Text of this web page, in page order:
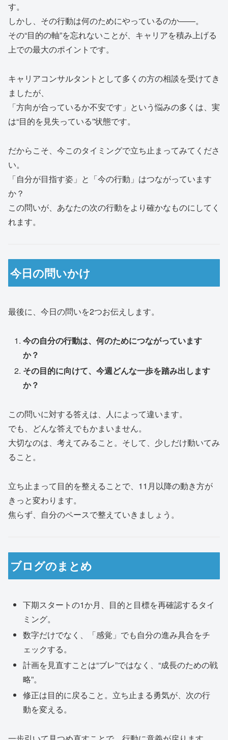
す。
しかし、その行動は何のためにやっているのか――。
その“目的の軸”を忘れないことが、キャリアを積み上げる
上での最大のポイントです。
キャリアコンサルタントとして多くの方の相談を受けてき
ましたが、
「方向が合っているか不安です」という悩みの多くは、実
は“目的を見失っている”状態です。
だからこそ、今このタイミングで立ち止まってみてくださ
い。
「自分が目指す姿」と「今の行動」はつながっています
か？
この問いが、あなたの次の行動をより確かなものにしてく
れます。
今日の問いかけ
最後に、今日の問いを2つお伝えします。
今の自分の行動は、何のためにつながっています
か？
その目的に向けて、今週どんな一歩を踏み出します
か？
この問いに対する答えは、人によって違います。
でも、どんな答えでもかまいません。
大切なのは、考えてみること。そして、少しだけ動いてみ
ること。
立ち止まって目的を整えることで、11月以降の動き方が
きっと変わります。
焦らず、自分のペースで整えていきましょう。
ブログのまとめ
下期スタートの1か月、目的と目標を再確認するタイ
ミング。
数字だけでなく、「感覚」でも自分の進み具合をチ
ェックする。
計画を見直すことは“ブレ”ではなく、“成長のための戦
略”。
修正は目的に戻ること。立ち止まる勇気が、次の行
動を変える。